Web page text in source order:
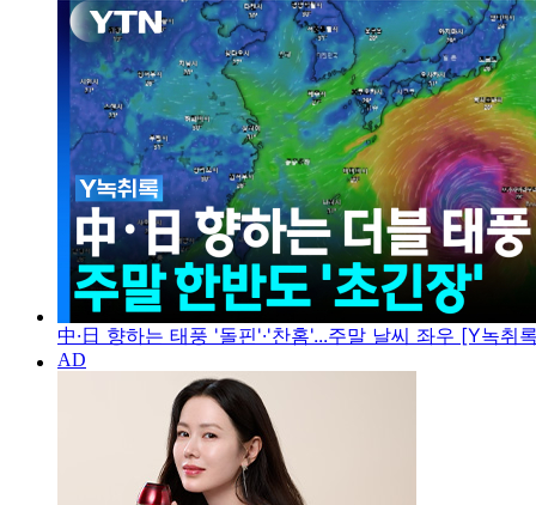
中·日 향하는 태풍 '돌핀'·'찬홈'...주말 날씨 좌우 [Y녹취